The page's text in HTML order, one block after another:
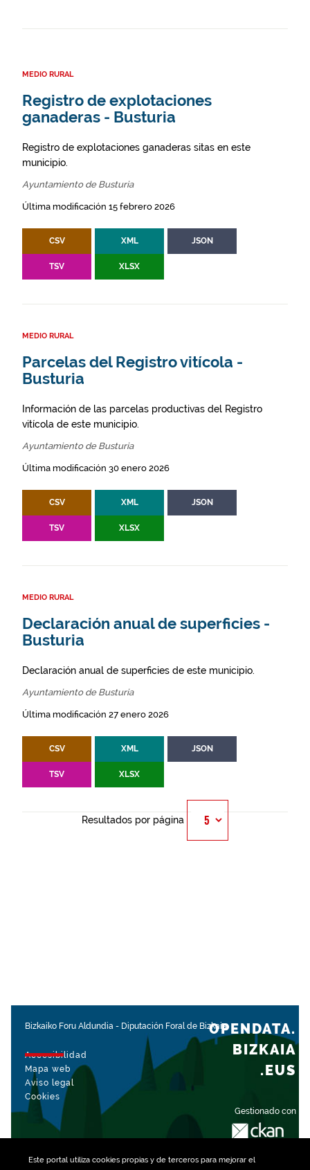
Este portal utiliza cookiespropias y de terceros para mejorar el
MEDIO RURAL
Registro de explotaciones
ganaderas - Busturia
Registro de explotaciones ganaderas sitas en este
municipio.
Ayuntamiento de Busturia
Última modificación 15 febrero 2026
CSV XML JSON
TSV XLSX
MEDIO RURAL
Parcelas del Registro vitícola -
Busturia
Información de las parcelas productivas del Registro
vitícola de este municipio.
Ayuntamiento de Busturia
Última modificación 30 enero 2026
CSV XML JSON
TSV XLSX
MEDIO RURAL
Declaración anual de superficies -
Busturia
Declaración anual de superficies de este municipio.
Ayuntamiento de Busturia
Última modificación 27 enero 2026
CSV XML JSON
TSV XLSX
Resultados por página
Bizkaiko Foru Aldundia - Diputación Foral de Bizkaia
Accesibilidad
Mapa web
Aviso legal
Cookies
Gestionado con
OPENDATA.
BIZKAIA
.EUS